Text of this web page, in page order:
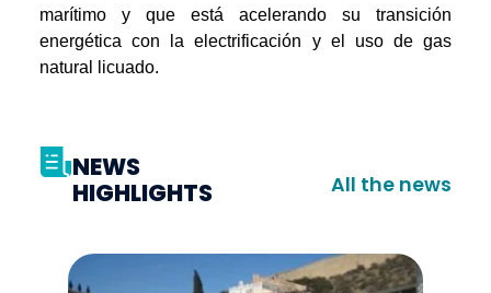
marítimo y que está acelerando su transición
energética con la electrificación y el uso de gas
natural licuado.
NEWS
HIGHLIGHTS
All the news